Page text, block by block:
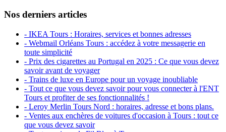
Nos derniers articles
- IKEA Tours : Horaires, services et bonnes adresses
- Webmail Orléans Tours : accédez à votre messagerie en
toute simplicité
- Prix des cigarettes au Portugal en 2025 : Ce que vous devez
savoir avant de voyager
- Trains de luxe en Europe pour un voyage inoubliable
- Tout ce que vous devez savoir pour vous connecter à l'ENT
Tours et profiter de ses fonctionnalités !
- Leroy Merlin Tours Nord : horaires, adresse et bons plans.
- Ventes aux enchères de voitures d'occasion à Tours : tout ce
que vous devez savoir